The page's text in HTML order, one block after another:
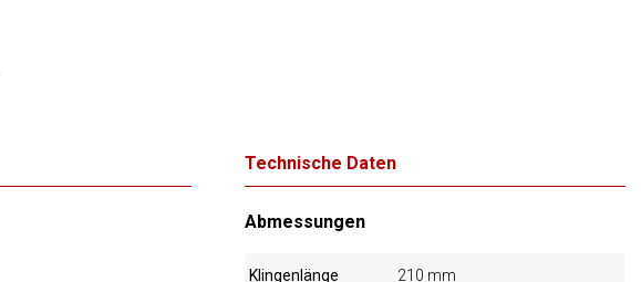
Technische Daten
Abmessungen
Klingenlänge 210 mm